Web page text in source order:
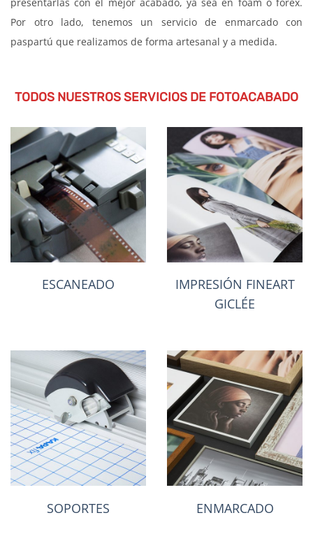
Por otro lado, tenemos un servicio de enmarcado con
paspartú que realizamos de forma artesanal y a medida.
TODOS NUESTROS SERVICIOS DE FOTOACABADO
ESCANEADO
IMPRESIÓN FINEART
GICLÉE
SOPORTES ENMARCADO